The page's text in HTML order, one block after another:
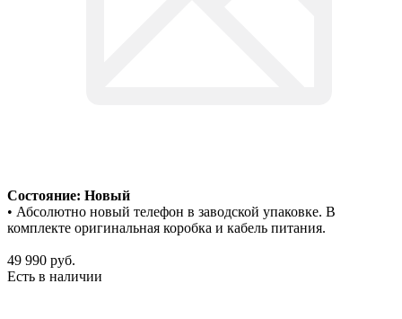
Состояние: Новый
• Абсолютно новый телефон в заводской упаковке. В
комплекте оригинальная коробка и кабель питания.
49 990 руб.
Есть в наличии